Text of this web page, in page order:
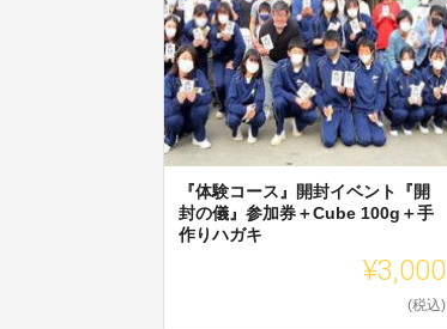
『体験コース』開封イベント『開
封の儀』参加券＋Cube 100g＋手
作りハガキ
¥3,000
(税込)